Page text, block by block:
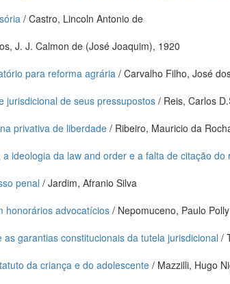
/ Castro, Lincoln Antonio de
J. J. Calmon de (José Joaquim), 1920
para reforma agrária / Carvalho Filho, José
jurisdicional de seus pressupostos / Reis, Carlos
privativa de liberdade / Ribeiro, Mauricio da
ideologia da law and order e a falta de citação
penal / Jardim, Afranio Silva
honorários advocatícios / Nepomuceno, Paulo Polly
garantias constitucionais da tutela jurisdicional /
da criança e do adolescente / Mazzilli, Hugo